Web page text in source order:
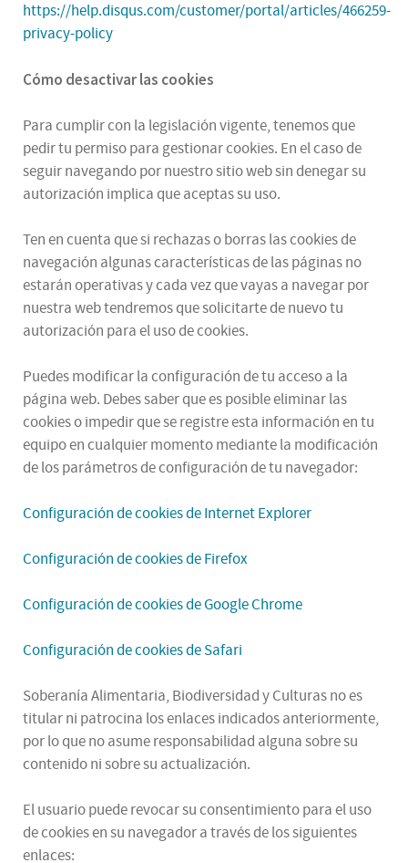
https://help.disqus.com/customer/portal/articles/466259-
privacy-policy
Cómo desactivar las cookies
Para cumplir con la legislación vigente, tenemos que
pedir tu permiso para gestionar cookies. En el caso de
seguir navegando por nuestro sitio web sin denegar su
autorización implica que aceptas su uso.
Ten en cuenta que si rechazas o borras las cookies de
navegación algunas características de las páginas no
estarán operativas y cada vez que vayas a navegar por
nuestra web tendremos que solicitarte de nuevo tu
autorización para el uso de cookies.
Puedes modificar la configuración de tu acceso a la
página web. Debes saber que es posible eliminar las
cookies o impedir que se registre esta información en tu
equipo en cualquier momento mediante la modificación
de los parámetros de configuración de tu navegador:
Configuración de cookies de Internet Explorer
Configuración de cookies de Firefox
Configuración de cookies de Google Chrome
Configuración de cookies de Safari
Soberanía Alimentaria, Biodiversidad y Culturas no es
titular ni patrocina los enlaces indicados anteriormente,
por lo que no asume responsabilidad alguna sobre su
contenido ni sobre su actualización.
El usuario puede revocar su consentimiento para el uso
de cookies en su navegador a través de los siguientes
enlaces: